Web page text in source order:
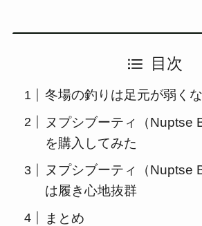
目次
冬場の釣りは足元が弱く
ヌプシブーティ（Nuptse
を購入してみた
ヌプシブーティ（Nuptse
は履き心地抜群
まとめ